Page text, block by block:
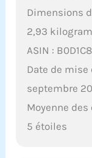
Dimensions
2,93
ASIN :
Date de mise
septembre
Moyenne
5 étoiles